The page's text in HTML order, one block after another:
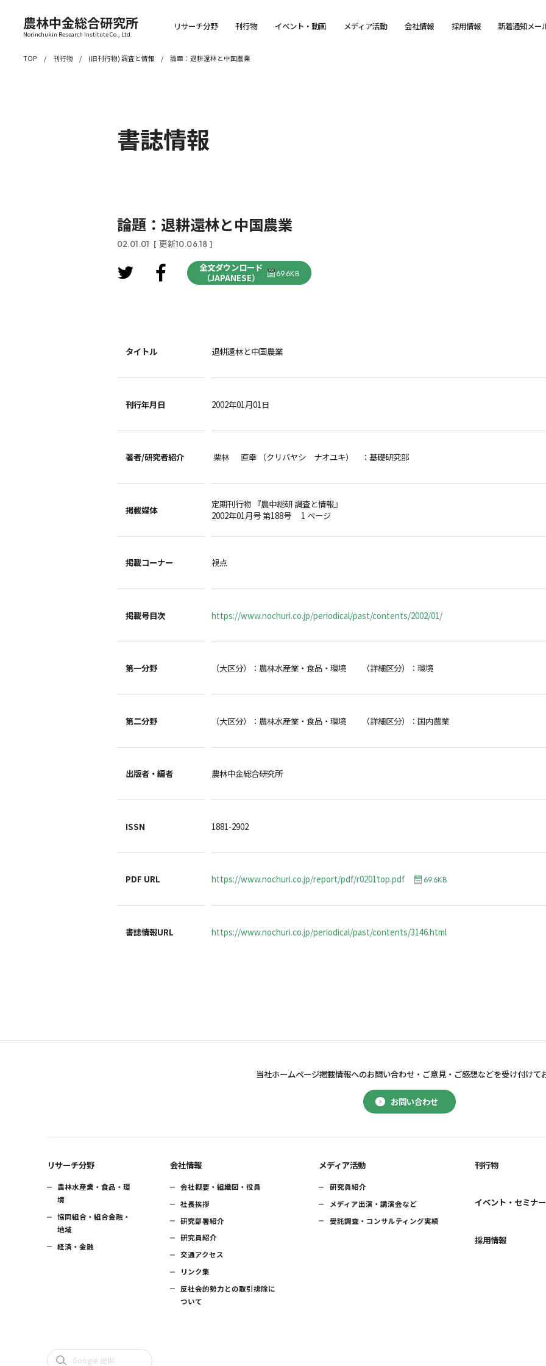
農林中金総合研究所
Norinchukin Research Institute Co., Ltd.
リサーチ分野 刊行物 イベント・動画 メディア活動 会社情報 採用情報 新着通知メー
TOP 刊行物 (旧刊行物) 調査と情報 論題：退耕還林と中国農業
書誌情報
論題：退耕還林と中国農業
02.01.01 [ 更新10.06.18 ]
全文ダウンロード
（JAPANESE）
69.6KB
タイトル 退耕還林と中国農業
刊行年月日 2002年01月01日
著者/研究者紹介 栗林 直幸 （クリバヤシ ナオユキ） ：基礎研究部
掲載媒体
定期刊行物 『農中総研 調査と情報』
2002年01月号 第188号 1 ページ
掲載コーナー 視点
掲載号目次 https://www.nochuri.co.jp/periodical/past/contents/2002/01/
第一分野 （大区分）：農林水産業・食品・環境 （詳細区分）：環境
第二分野 （大区分）：農林水産業・食品・環境 （詳細区分）：国内農業
出版者・編者 農林中金総合研究所
ISSN 1881-2902
PDF URL https://www.nochuri.co.jp/report/pdf/r0201top.pdf 69.6KB
書誌情報URL https://www.nochuri.co.jp/periodical/past/contents/3146.html
お問い合わせ
当社ホームページ掲載情報へのお問い合わせ・ ご意見・ご感想などを受け付けて
リサーチ分野
農林水産業・食品・環
境
協同組合・組合金融・
地域
経済・金融
会社情報
会社概要・組織図・役員
社長挨拶
研究部署紹介
研究員紹介
交通アクセス
リンク集
反社会的勢力との取引排除に
ついて
メディア活動
研究員紹介
メディア出演・講演会など
受託調査・コンサルティング実績
刊行物
イベント・セミナー
採用情報